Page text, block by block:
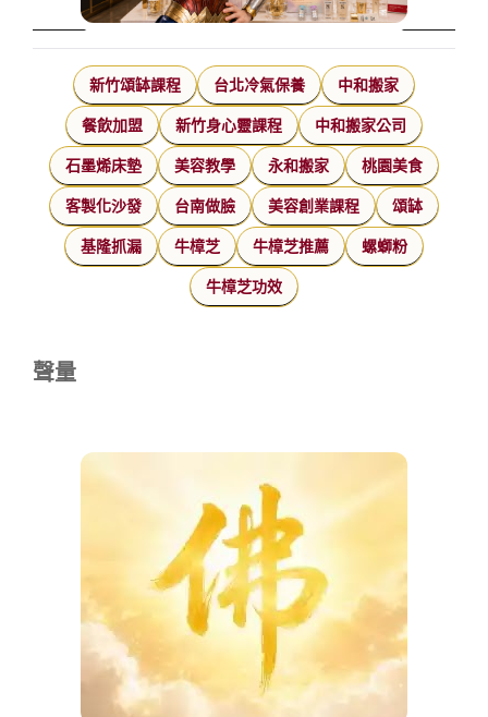
新竹頌缽課程 台北冷氣保養 中和搬家
餐飲加盟 新竹身心靈課程 中和搬家公司
石墨烯床墊 美容教學 永和搬家 桃園美食
客製化沙發 台南做臉 美容創業課程 頌缽
基隆抓漏 牛樟芝 牛樟芝推薦 螺螄粉
牛樟芝功效
聲量